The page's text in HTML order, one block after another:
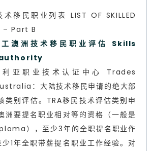
移民职业列表 LIST OF SKILLED
– Part B
工澳洲技术移民职业评估 Skills
亚职业技术认证中心 Trades
：大陆技术移民申请的绝大部
类别评估。TRA移民技术评估类别申
洲要提名职业相对等的资格（一般是
），至少3年的全职提名职业作
1年全职带薪提名职业工作经验。对